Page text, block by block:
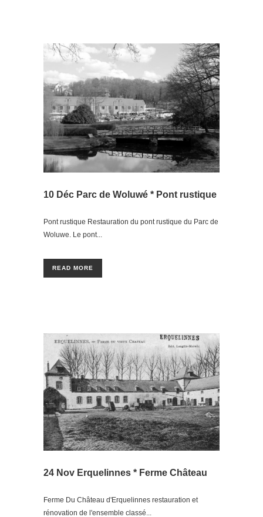
10 Déc Parc de Woluwé * Pont rustique
Pont rustique Restauration du pont rustique du Parc de
Woluwe. Le pont...
READ MORE
24 Nov Erquelinnes * Ferme Château
Ferme Du Château d'Erquelinnes restauration et
rénovation de l'ensemble classé...